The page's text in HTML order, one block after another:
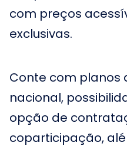
com preços
exclusivas.
Conte com planos
nacional,
opção de
coparticipação,